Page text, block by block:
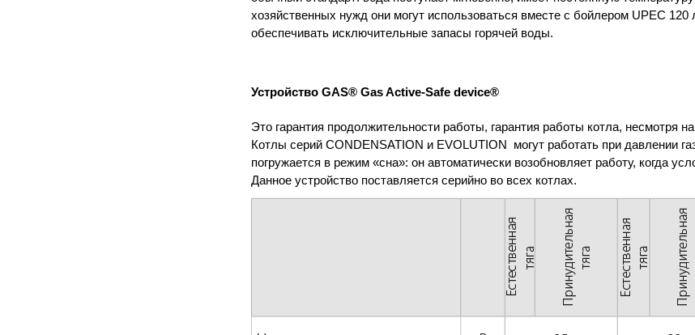
хозяйственных нужд они могут использоваться вместе с бойлером UPEC
обеспечивать исключительные запасы горячей воды.
Устройство GAS® Gas Active-Safe device®
Это гарантия продолжительности работы, гарантия работы котла, несмотря
Котлы серийCONDENSATION и EVOLUTION
могут работать при давлении
погружается в режим «сна»: он автоматически возобновляет работу, когда
Данное устройство поставляется серийно во всех котлах.